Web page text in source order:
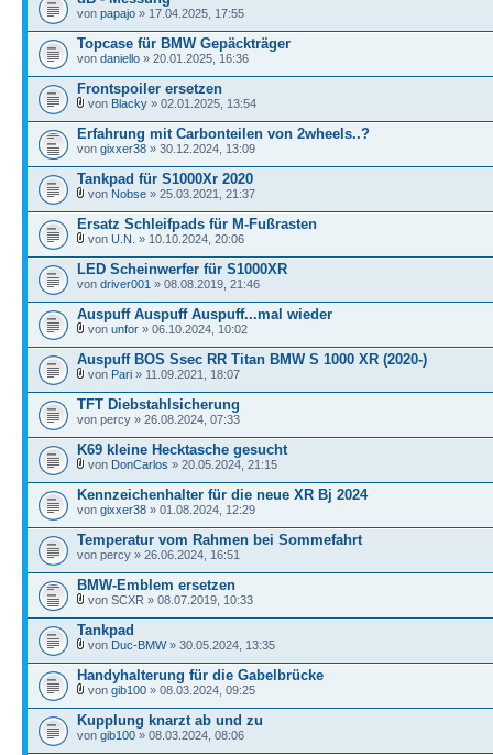
von papajo » 17.04.2025, 17:55
Topcase für BMW Gepäckträger
von daniello » 20.01.2025, 16:36
Frontspoiler ersetzen
von Blacky » 02.01.2025, 13:54
Erfahrung mit Carbonteilen von 2wheels..?
von gixxer38 » 30.12.2024, 13:09
Tankpad für S1000Xr 2020
von Nobse » 25.03.2021, 21:37
Ersatz Schleifpads für M-Fußrasten
von U.N. » 10.10.2024, 20:06
LED Scheinwerfer für S1000XR
von driver001 » 08.08.2019, 21:46
Auspuff Auspuff Auspuff...mal wieder
von unfor » 06.10.2024, 10:02
Auspuff BOS Ssec RR Titan BMW S 1000 XR (2020-)
von Pari » 11.09.2021, 18:07
TFT Diebstahlsicherung
von percy » 26.08.2024, 07:33
K69 kleine Hecktasche gesucht
von DonCarlos » 20.05.2024, 21:15
Kennzeichenhalter für die neue XR Bj 2024
von gixxer38 » 01.08.2024, 12:29
Temperatur vom Rahmen bei Sommefahrt
von percy » 26.06.2024, 16:51
BMW-Emblem ersetzen
von SCXR » 08.07.2019, 10:33
Tankpad
von Duc-BMW» 30.05.2024, 13:35
Handyhalterung für die Gabelbrücke
von gib100 » 08.03.2024, 09:25
Kupplung knarzt ab und zu
von gib100 » 08.03.2024, 08:06